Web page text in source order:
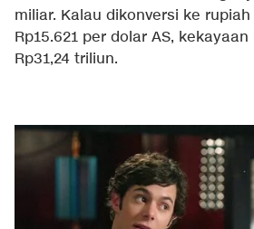
miliar. Kalau dikonversi ke
Rp15.621 per dolar AS,
Rp31,24 triliun.